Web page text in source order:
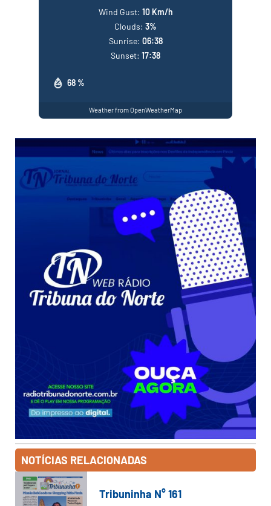
68 %
Wind Gust: 10 Km/h
Clouds: 3%
Sunrise: 06:38
Sunset: 17:38
Weather from OpenWeatherMap
NOTÍCIAS RELACIONADAS
Tribuninha N° 161